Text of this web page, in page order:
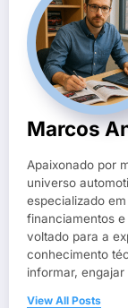
Marcos
Apaixonado por
universo
especializado
financiamentos
voltado para a
conhecimento
informar,
View All Posts